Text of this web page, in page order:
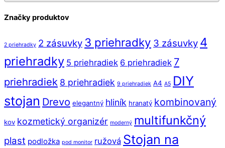
Značky produktov
2 priehradky 2 zásuvky 3 priehradky 3 zásuvky 4
priehradky 5 priehradiek 6 priehradiek 7
priehradiek 8 priehradiek 9 priehradiek A4 A5 DIY
stojan Drevo elegantný hliník hranatý kombinovaný
kov kozmetický organizér moderný multifunkčný
plast podložka pod monitor ružová Stojan na